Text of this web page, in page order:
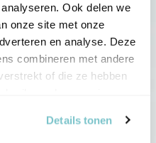
Ook delen we
onze site met onze
en analyse. Deze
combineren met andere
of die ze hebben
Details tonen